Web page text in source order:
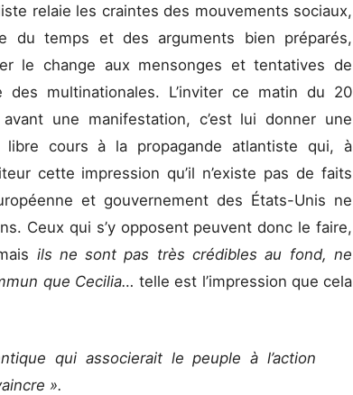
relaie les craintes des mouvements sociaux,
du temps et des arguments bien préparés,
le change aux mensonges et tentatives de
des multinationales. L’inviter ce matin du 20
une manifestation, c’est lui donner une
libre cours à la propagande atlantiste qui, à
cette impression qu’il n’existe pas de faits
et gouvernement des États-Unis ne
Ceux qui s’y opposent peuvent donc le faire,
ils ne sont pas très crédibles au fond, ne
que Cecilia… telle est l’impression que cela
qui associerait le peuple à l’action
».